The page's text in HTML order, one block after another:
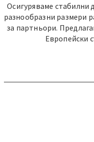
Осигуряваме стабилни
разнообразни размери
за партньори.
Европейски